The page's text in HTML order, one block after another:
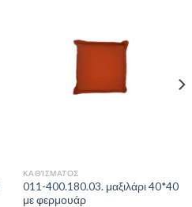
ΚΑΘΊΣΜΑΤΟΣ
011-400.180.03. μαξιλάρι 40*40
με φερμουάρ